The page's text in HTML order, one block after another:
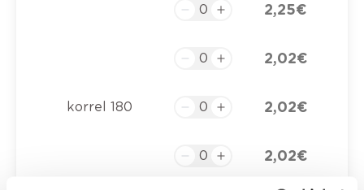
2,25 €
2,02 €
korrel 180 2,02 €
2,02 €